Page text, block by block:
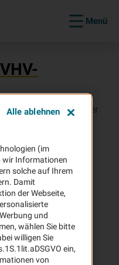
Menü
VHV-
um einen Makler
zu finden.
(im
wir Informationen
solche auf Ihrem
Damit
der Webseite,
und
wählen Sie bitte
willigen Sie
ein,
von
Alle ablehnen